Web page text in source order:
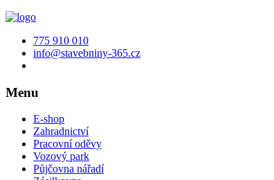
775 910 010
info@stavebniny-365.cz
Menu
E-shop
Zahradnictví
Pracovní oděvy
Vozový park
Půjčovna nářadí